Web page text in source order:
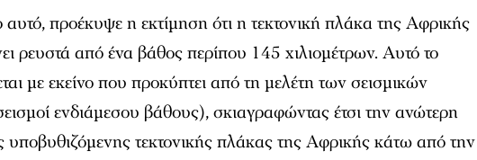
προέκυψε η εκτίμηση ότι η τεκτονική πλάκα της Αφρικής
ρευστά από ένα βάθος περίπου 145 χιλιομέτρων. Αυτό το
με εκείνο που προκύπτει από τη μελέτη των σεισμικών
ενδιάμεσου βάθους), σκιαγραφώντας έτσι την ανώτερη
υποβυθιζόμενης τεκτονικής πλάκας της Αφρικής κάτω από την